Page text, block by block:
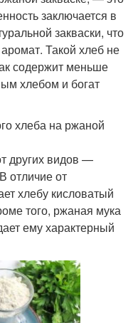
заключается в
закваски, что
Такой хлеб не
содержит меньше
хлебом и богат
хлеба на ржаной
других видов —
отличие от
хлебу кисловатый
того, ржаная мука
ему характерный